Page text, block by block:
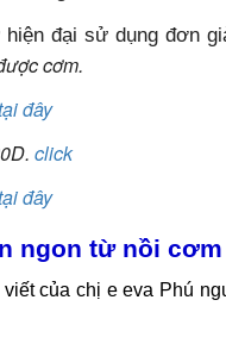
đại sử dụng đơn
cơm.
đây
click
đây
ngon từ nồi
của chị e eva Phú